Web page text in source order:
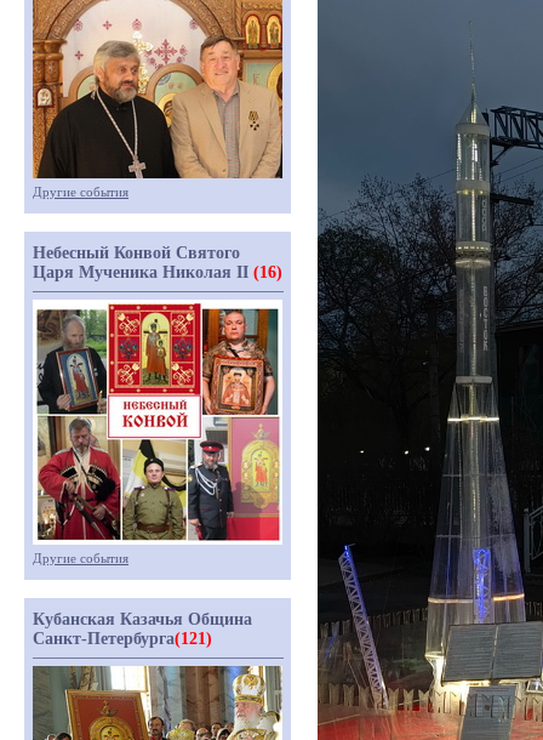
Другие события
Небесный Конвой Святого
Царя Мученика Николая II (16)
Другие события
Кубанская Казачья Община
Санкт-Петербурга(121)